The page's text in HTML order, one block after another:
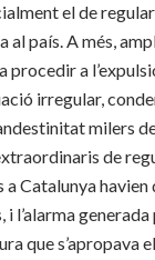
el de
al país. A més,
procedir a
irregular,
milers
de
a Catalunya
i l’alarma
que s’apropava